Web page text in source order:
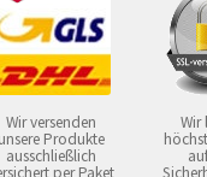
Wir versenden
unsere Produkte
ausschließlich
per Paket
Wir